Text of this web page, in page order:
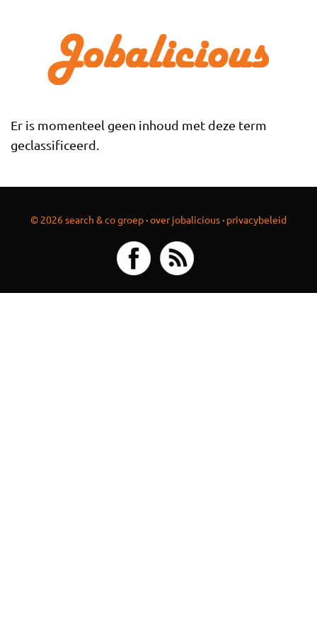
Er is momenteel geen inhoud met deze term
geclassificeerd.
© 2026 search & co groep ·over jobalicious · privacybeleid